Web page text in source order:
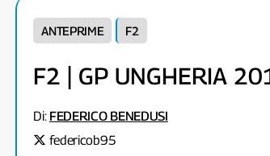
ANTEPRIME F2
F2 | GP UNGHERIA
Di: FEDERICO BENEDUSI
federicob95